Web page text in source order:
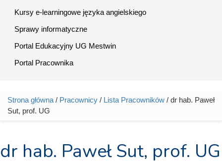
Kursy e-learningowe języka angielskiego
Sprawy informatyczne
Portal Edukacyjny UG Mestwin
Portal Pracownika
Jesteś tutaj
Strona główna / Pracownicy / Lista Pracowników / dr hab. Paweł
Sut, prof. UG
dr hab. Paweł Sut, prof. UG